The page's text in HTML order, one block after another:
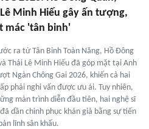
Minh Hiếu gây ấn tượng,
mác 'tân binh'
ra từ Tân Binh Toàn Năng, Hồ Đông
Thái Lê Minh Hiếu đã góp mặt tại Anh
Ngàn Chông Gai 2026, khiến cả hai
phải nghi vấn được ưu ái. Tuy nhiên,
màn trình diễn đầu tiên, hai nghệ sĩ
dần chinh phục khán giả bằng sự tiến
lĩnh sân khấu.